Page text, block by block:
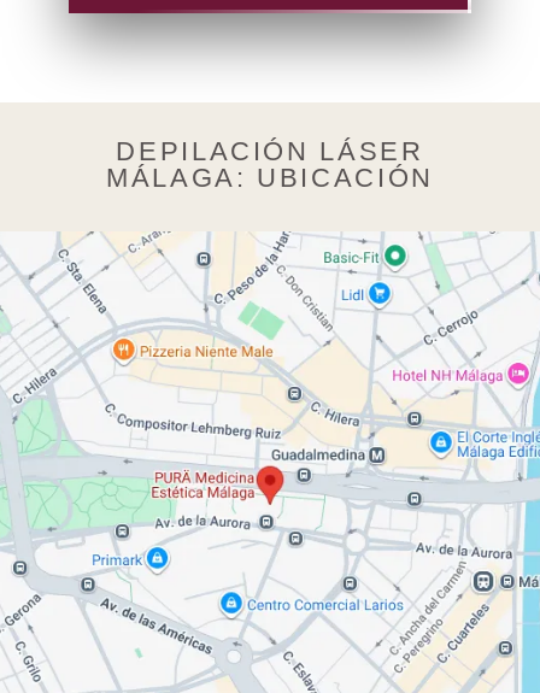
DEPILACIÓN LÁSER
MÁLAGA: UBICACIÓN